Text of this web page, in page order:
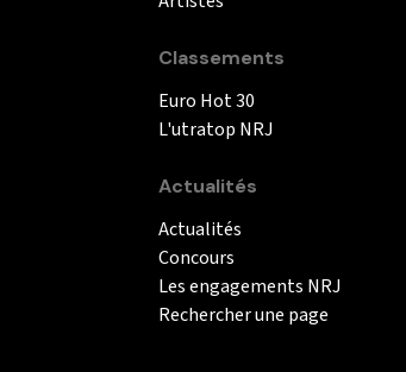
Classements
Euro Hot 30
L'utratop NRJ
Actualités
Actualités
Concours
Les engagements NRJ
Rechercher une page